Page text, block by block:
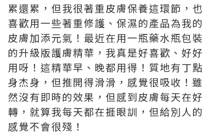
累還累，但我很著重皮膚保養這環節，也
喜歡用一些著重修護、保濕的產品為我的
皮膚加添元氣！最近在用一瓶藥水瓶包裝
的升級版護膚精華，我真是好喜歡、好好
用呀！這精華早、晚都用得！質地有丁點
身杰身，但推開得滑滑，感覺很吸收！雖
然沒有即時的效果，但感到皮膚每天在好
轉，就算我每天都在捱眼訓，但給別人的
感覺不會很殘！